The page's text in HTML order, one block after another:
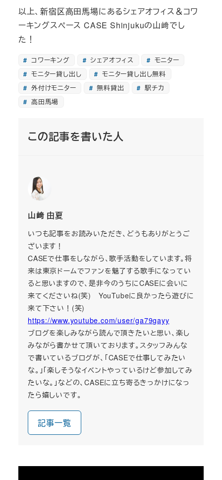
以上、新宿区高田馬場にあるシェアオフィス＆コワ
ーキングスペース CASE Shinjukuの山﨑でし
た！
コワーキング シェアオフィス
モニター
モニター貸し出し
モニター貸し出し無料
外付けモニター
無料貸出
駅チカ
高田馬場
この記事を書いた人
山﨑 由夏
いつも記事をお読みいただき、どうもありがとうご
ざいます！
CASEで仕事をしながら、歌手活動をしています。将
来は東京ドームでファンを魅了する歌手になってい
ると思いますので、是非今のうちにCASEに会いに
来てくださいね(笑) YouTubeに良かったら遊びに
来て下さい！(笑)
https://www.youtube.com/user/ga79gayy
ブログを楽しみながら読んで頂きたいと思い、楽し
みながら書かせて頂いております。スタッフみんな
で書いているブログが、「CASEで仕事してみたい
な。」「楽しそうなイベントやっているけど参加してみ
たいな。」などの、CASEに立ち寄るきっかけになっ
たら嬉しいです。
記事一覧